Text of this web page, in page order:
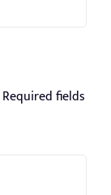
Required fields